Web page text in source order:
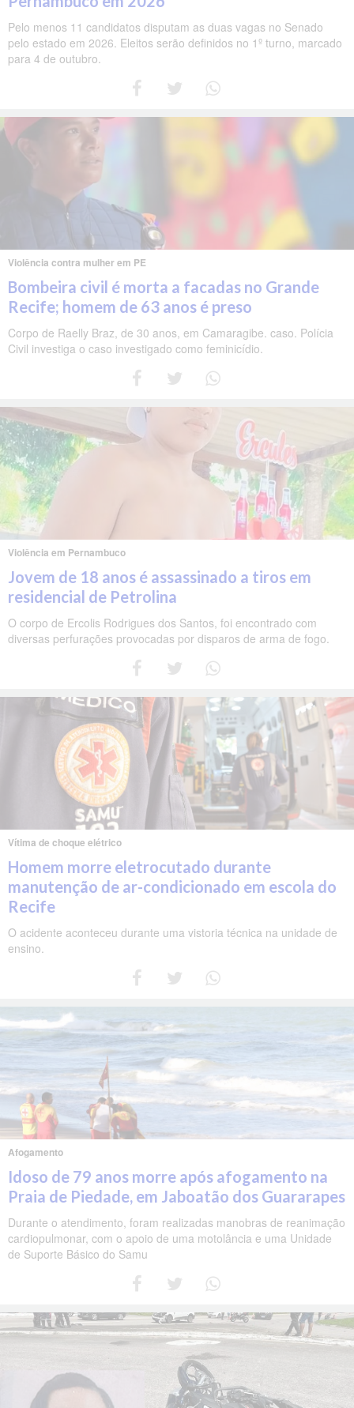
Pelo menos 11 candidatos disputam as duas vagas no Senado
pelo estado em 2026. Eleitos serão definidos no 1º turno, marcado
para 4 de outubro.
Violência contra mulher em PE
Bombeira civil é morta a facadas no Grande
Recife; homem de 63 anos é preso
Corpo de Raelly Braz, de 30 anos, em Camaragibe. caso. Polícia
Civil investiga o caso investigado como feminicídio.
Violência em Pernambuco
Jovem de 18 anos é assassinado a tiros em
residencial de Petrolina
O corpo de Ercolis Rodrigues dos Santos, foi encontrado com
diversas perfurações provocadas por disparos de arma de fogo.
Vítima de choque elétrico
Homem morre eletrocutado durante
manutenção de ar-condicionado em escola do
Recife
O acidente aconteceu durante uma vistoria técnica na unidade de
ensino.
Afogamento
Idoso de 79 anos morre após afogamento na
Praia de Piedade, em Jaboatão dos Guararapes
Durante o atendimento, foram realizadas manobras de reanimação
cardiopulmonar, com o apoio de uma motolância e uma Unidade
de Suporte Básico do Samu